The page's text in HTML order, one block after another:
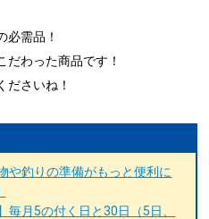
必需品！
だわった商品です！
ださいね！
や釣りの準備がもっと便利に
毎月5の付く日と30日（5日、